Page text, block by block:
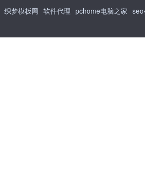
织梦模板网 软件代理 pchome电脑之家